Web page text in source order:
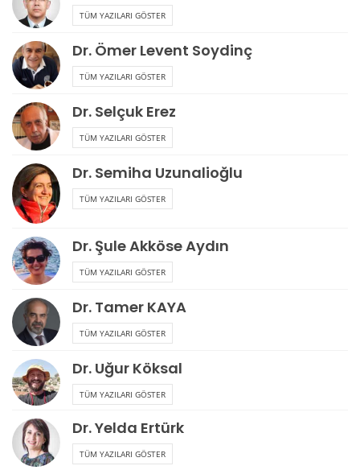
TÜM YAZILARI GÖSTER
Dr. Ömer Levent Soydinç
TÜM YAZILARI GÖSTER
Dr. Selçuk Erez
TÜM YAZILARI GÖSTER
Dr. Semiha Uzunalioğlu
TÜM YAZILARI GÖSTER
Dr. Şule Akköse Aydın
TÜM YAZILARI GÖSTER
Dr. Tamer KAYA
TÜM YAZILARI GÖSTER
Dr. Uğur Köksal
TÜM YAZILARI GÖSTER
Dr. Yelda Ertürk
TÜM YAZILARI GÖSTER